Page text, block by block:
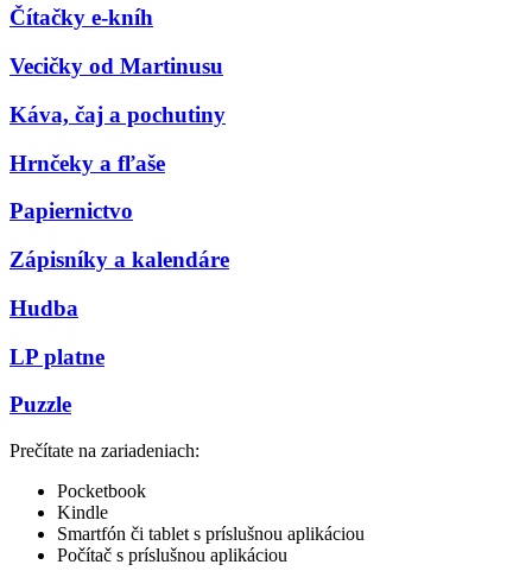
Čítačky e-kníh
Vecičky od Martinusu
Káva, čaj a pochutiny
Hrnčeky a fľaše
Papiernictvo
Zápisníky a kalendáre
Hudba
LP platne
Puzzle
Prečítate na zariadeniach:
Pocketbook
Kindle
Smartfón či tablet s príslušnou aplikáciou
Počítač s príslušnou aplikáciou